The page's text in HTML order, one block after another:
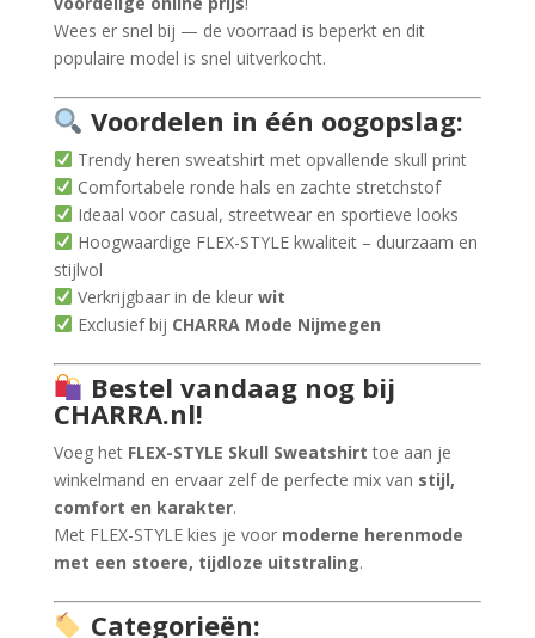
Wees er snel bij — de voorraad is beperkt en dit
populaire model is snel uitverkocht.
Voordelen in één oogopslag:
Trendy heren sweatshirt met opvallende skull print
Comfortabele ronde hals en zachte stretchstof
Ideaal voor casual, streetwear en sportieve looks
Hoogwaardige FLEX-STYLE kwaliteit – duurzaam en
stijlvol
Verkrijgbaar in de kleur wit
Exclusief bij CHARRA Mode Nijmegen
Bestel vandaag nog bij
CHARRA.nl!
Voeg het FLEX-STYLE Skull Sweatshirt toe aan je
winkelmand en ervaar zelf de perfecte mix van stijl,
comfort en karakter.
Met FLEX-STYLE kies je voor moderne herenmode
met een stoere, tijdloze uitstraling.
Categorieën: